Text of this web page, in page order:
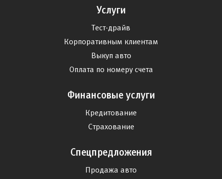
Услуги
Тест-драйв
Корпоративным клиентам
Выкуп авто
Оплата по номеру счета
Финансовые услуги
Кредитование
Страхование
Спецпредложения
Продажа авто